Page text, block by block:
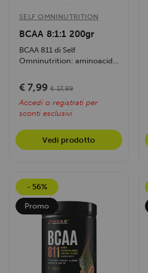
SELF OMNINUTRITION
BCAA 8:1:1 200gr
BCAA 811 di Self
Omninutrition: aminoacidi
con Taurina e...
€ 7,99 € 17,99
Accedi o registrati per
sconti esclusivi
Vedi prodotto
- 56%
Promo